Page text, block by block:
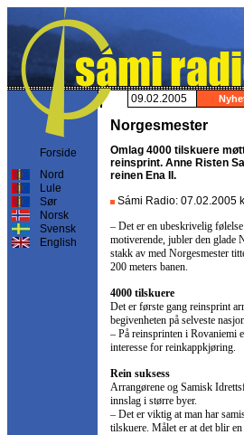
Forside
Nord
Lule
Sør
Norsk
Svensk
English
09.02.2005
Norgesmester
Omlag 4000 tilskuere
reinsprint. Anne Risten
reinen Ena II.
Sámi Radio: 07.02.2005
– Det er en ubeskrivelig
motiverende, jubler den glade
stakk av med Norgesmester
200 meters banen.
4000 tilskuere
Det er første gang reinsprint
begivenheten på selveste
– På reinsprinten i Rovaniemi
interesse for reinkappkjøring.
Rein suksess
Arrangørene og Samisk
innslag i større byer.
– Det er viktig at man har
tilskuere. Målet er at det blir